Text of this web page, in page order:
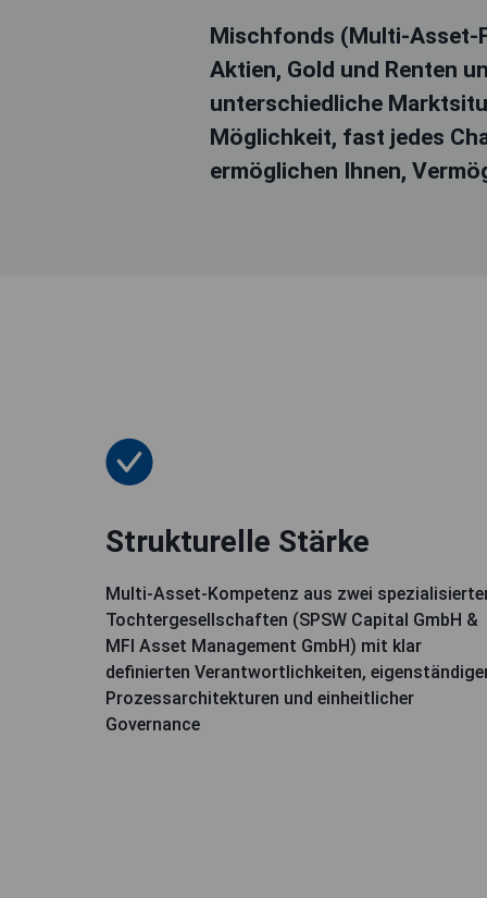
Mischfonds (Multi-Asset-
Aktien, Gold und Renten
unterschiedliche
Möglichkeit, fast jedes
ermöglichen Ihnen,
Strukturelle Stärke
Multi-Asset-Kompetenz aus zwei
Tochtergesellschaften (SPSW Capital GmbH &
MFI Asset Management GmbH) mit klar
definierten Verantwortlichkeiten,
Prozessarchitekturen und einheitlicher
Governance